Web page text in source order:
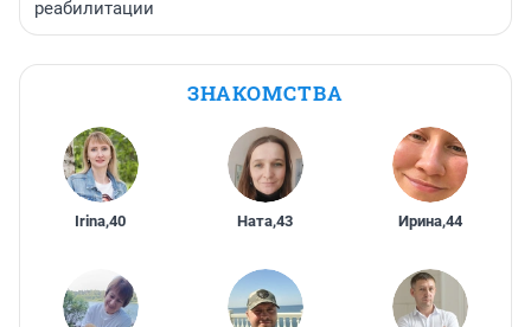
реабилитации
ЗНАКОМСТВА
Irina,40 Ната,43 Ирина,44